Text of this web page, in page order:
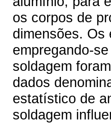
os corpos de
dimensões. Os
empregando-
soldagem
dados
estatístico de
soldagem